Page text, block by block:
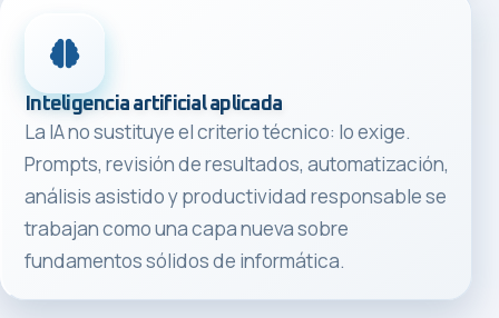
Inteligencia artificial aplicada
La IA no sustituye el criterio técnico: lo exige.
Prompts, revisión de resultados, automatización,
análisis asistido y productividad responsable se
trabajan como una capa nueva sobre
fundamentos sólidos de informática.